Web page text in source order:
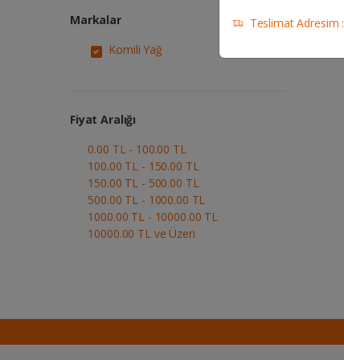
Markalar
Komili Yağ
Fiyat Aralığı
0.00 TL - 100.00 TL
100.00 TL - 150.00 TL
150.00 TL - 500.00 TL
500.00 TL - 1000.00 TL
1000.00 TL - 10000.00 TL
10000.00 TL ve Üzeri
Teslimat Adresim :